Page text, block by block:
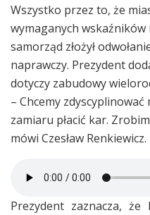
Wszystko przez to, że
wymaganych
samorząd złożył
naprawczy. Prezydent
dotyczy zabudowy
– Chcemy
zamiaru płacić kar.
mówi Czesław Renkiewicz.
Prezydent zaznacza,